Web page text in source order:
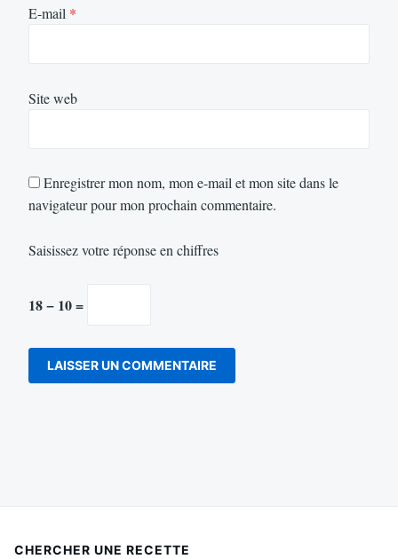
E-mail *
Site web
Enregistrer mon nom, mon e-mail et mon site dans le
navigateur pour mon prochain commentaire.
Saisissez votre réponse en chiffres
18 − 10 =
CHERCHER UNE RECETTE